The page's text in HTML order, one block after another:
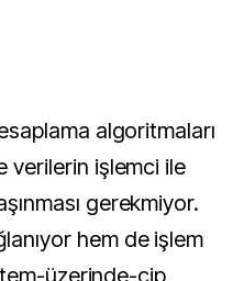
algoritmaları
verilerin işlemci ile
gerekmiyor.
hem de işlem
üzerinde-çip